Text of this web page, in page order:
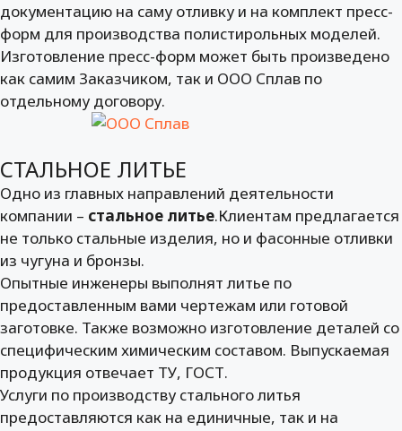
документацию на саму отливку и на комплект пресс-
форм для производства полистирольных моделей.
Изготовление пресс-форм может быть произведено
как самим Заказчиком, так и ООО Сплав по
отдельному договору.
СТАЛЬНОЕ ЛИТЬЕ
Одно из главных направлений деятельности
компании – стальное литье.Клиентам предлагается
не только стальные изделия, но и фасонные отливки
из чугуна и бронзы.
Опытные инженеры выполнят литье по
предоставленным вами чертежам или готовой
заготовке. Также возможно изготовление деталей со
специфическим химическим составом. Выпускаемая
продукция отвечает ТУ, ГОСТ.
Услуги по производству стального литья
предоставляются как на единичные, так и на